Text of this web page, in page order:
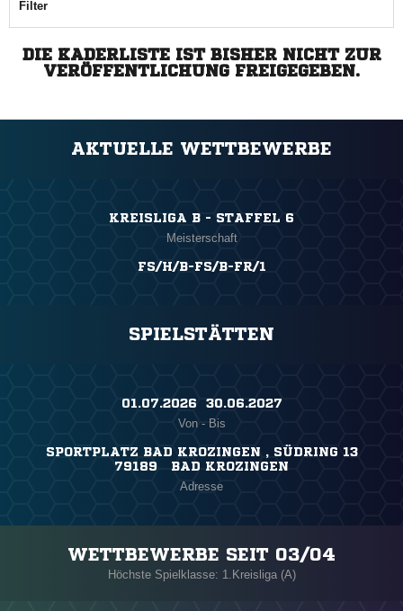
Filter
DIE KADERLISTE IST BISHER NICHT ZUR
VERÖFFENTLICHUNG FREIGEGEBEN.
AKTUELLE WETTBEWERBE
KREISLIGA B - STAFFEL 6
Meisterschaft
FS/H/B-FS/B-FR/1
SPIELSTÄTTEN
01.07.2026 ​ 30.06.2027
Von - Bis
SPORTPLATZ BAD KROZINGEN , SÜDRING 13
79189 BAD KROZINGEN
Adresse
WETTBEWERBE SEIT 03/04
Höchste Spielklasse: 1.Kreisliga (A)